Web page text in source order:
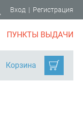
Вход | Регистрация
ПУНКТЫ ВЫДАЧИ
Корзина